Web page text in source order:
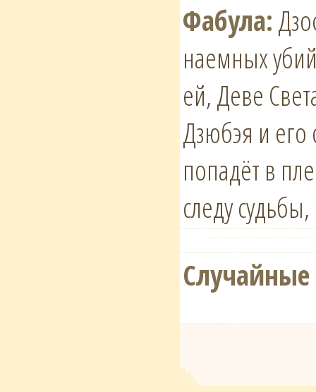
Фабула:
наемных
ей, Деве
Дзюбэя и его
попадёт в
следу